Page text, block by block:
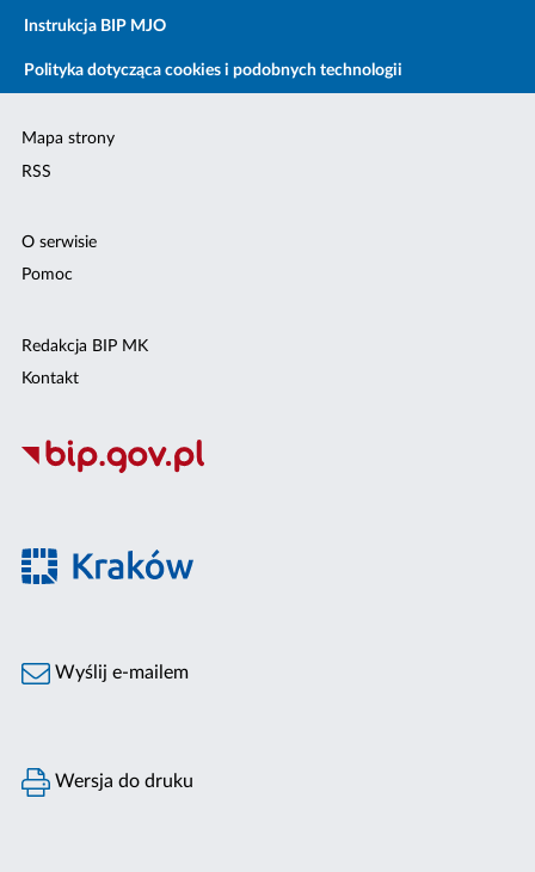
Instrukcja BIP MJO
Polityka dotycząca cookies i podobnych technologii
Mapa strony
RSS
O serwisie
Pomoc
Redakcja BIP MK
Kontakt
Wyślij e-mailem
Wersja do druku